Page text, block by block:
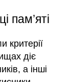
пам’яті
критерії
діє
а інші